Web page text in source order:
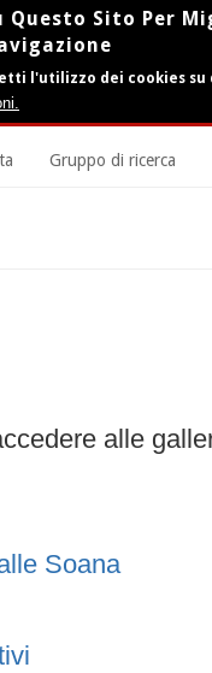
Questo Sito Per
l'utilizzo dei cookies su
Gruppo di ricerca
alle
Soana